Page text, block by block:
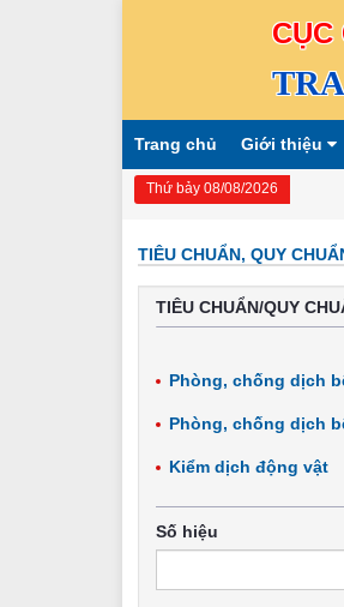
CỤC
Trang chủ Giới thiệu
Thứ bảy 08/08/2026
TIÊU CHUẨN, QUY
TIÊU CHUẨN/QUY
Phòng, chống dịch
Phòng, chống dịch
Kiểm dịch động vật
Số hiệu